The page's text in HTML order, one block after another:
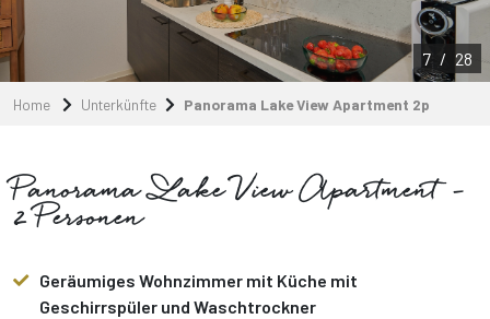
7 / 28
Home Unterkünfte Panorama Lake View Apartment 2p
Panorama Lake View Apartment -
2 Personen
Geräumiges Wohnzimmer mit Küche mit
Geschirrspüler und Waschtrockner